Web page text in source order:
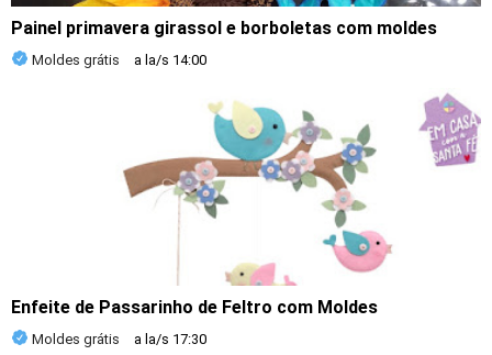
Painel primavera girassol e borboletas com moldes
Moldes grátis a la/s 14:00
Enfeite de Passarinho de Feltro com Moldes
Moldes grátis a la/s 17:30